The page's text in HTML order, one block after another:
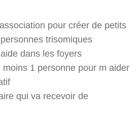
pour créer de petits
trisomiques
dans les foyers
1 personne pour m aider
qui va recevoir de